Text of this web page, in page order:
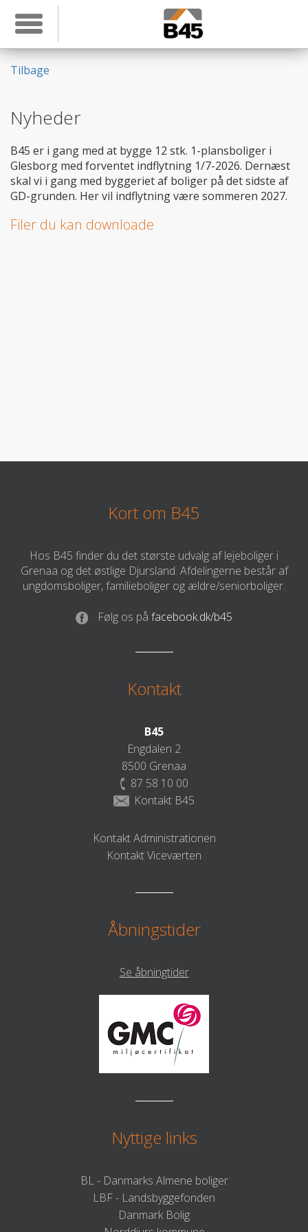
Toggle navigation
Tilbage
Nyheder
B45 er i gang med at bygge 12 stk. 1-plansboliger i
Glesborg med forventet indflytning 1/7-2026. Dernæst
skal vi i gang med byggeriet af boliger på det sidste af
GD-grunden. Her vil indflytning være sommeren 2027.
Filer du kan downloade
Kort om B45
Hos B45 finder du det største udvalg af lejeboliger i
Grenaa og det østlige Djursland. Afdelingerne består af
ungdomsboliger, familieboliger og ældre/seniorboliger.
Følg os på facebook.dk/b45
Kontakt
B45
Engdalen 2
8500 Grenaa
87 58 10 00
Kontakt B45
Kontakt Administrationen
Kontakt Viceværten
Åbningstider
Se åbningtider
Nyttige links
BL - Danmarks Almene boliger
LBF - Landsbyggefonden
Danmark Bolig